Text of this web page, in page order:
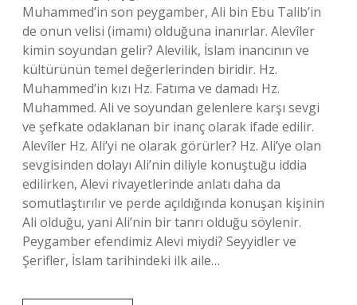
Muhammed’in son peygamber, Ali bin Ebu Talib’in
de onun velisi (imamı) olduğuna inanırlar. Alevîler
kimin soyundan gelir? Alevilik, İslam inancının ve
kültürünün temel değerlerinden biridir. Hz.
Muhammed’in kızı Hz. Fatıma ve damadı Hz.
Muhammed. Ali ve soyundan gelenlere karşı sevgi
ve şefkate odaklanan bir inanç olarak ifade edilir.
Alevîler Hz. Ali’yi ne olarak görürler? Hz. Ali’ye olan
sevgisinden dolayı Ali’nin diliyle konuştuğu iddia
edilirken, Alevi rivayetlerinde anlatı daha da
somutlaştırılır ve perde açıldığında konuşan kişinin
Ali olduğu, yani Ali’nin bir tanrı olduğu söylenir.
Peygamber efendimiz Alevi miydi? Seyyidler ve
Şerifler, İslam tarihindeki ilk aile…